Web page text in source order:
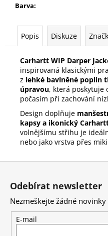
Barva:
Popis Diskuze
Carhartt WIP Darper
inspirovaná klasickými
z lehké bavlněné poplin
úpravou, která poskytuje
počasím při zachování
Design doplňuje
kapsy a ikonický
volnějšímu střihu je
nebo jako vrstva přes
Odebírat newsletter
Nezmeškejte žádné novinky
E-mail